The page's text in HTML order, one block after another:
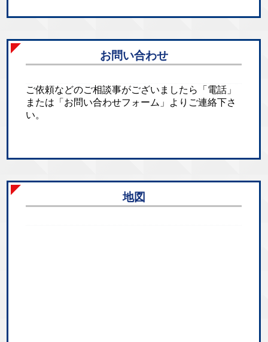
お問い合わせ
ご依頼などのご相談事がございましたら「電話」
または「お問い合わせフォーム」よりご連絡下さ
い。
地図